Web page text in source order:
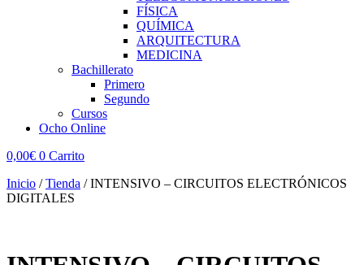
FÍSICA
QUÍMICA
ARQUITECTURA
MEDICINA
Bachillerato
Primero
Segundo
Cursos
Ocho Online
0,00€ 0 Carrito
Inicio /Tienda /INTENSIVO – CIRCUITOS ELECTRÓNICOS
DIGITALES